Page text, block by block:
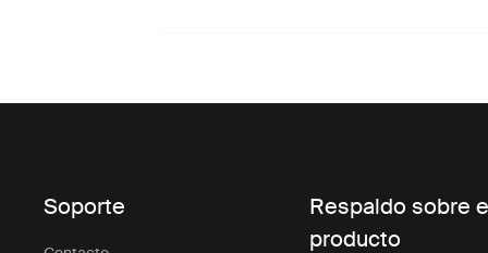
Soporte
Respaldo sobre
producto